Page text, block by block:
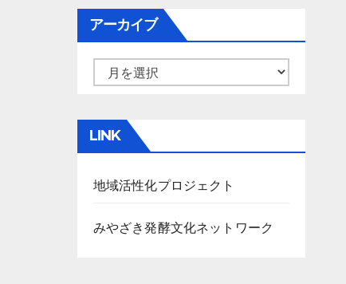
アーカイブ
カ
イ
LINK
地域活性化プロジェクト
みやざき発酵文化ネットワーク